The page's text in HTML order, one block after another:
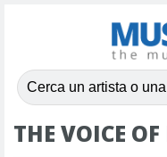
THE VOICE